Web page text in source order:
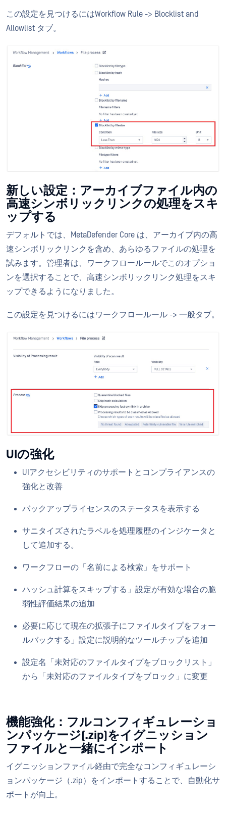
この設定を見つけるにはWorkflow Rule -> Blocklist and
Allowlist タブ。
新しい設定：アーカイブファイル内の
高速シンボリックリンクの処理をスキ
ップする
デフォルトでは、MetaDefender Core は、アーカイブ内の高
速シンボリックリンクを含め、あらゆるファイルの処理を
試みます。管理者は、ワークフロールールでこのオプショ
ンを選択することで、高速シンボリックリンク処理をスキ
ップできるようになりました。
この設定を見つけるにはワークフロールール -> 一般タブ。
UIの強化
UIアクセシビリティのサポートとコンプライアンスの
強化と改善
バックアップライセンスのステータスを表示する
サニタイズされたラベルを処理履歴のインジケータと
して追加する。
ワークフローの「名前による検索」をサポート
ハッシュ計算をスキップする」設定が有効な場合の脆
弱性評価結果の追加
必要に応じて現在の拡張子にファイルタイプをフォー
ルバックする」設定に説明的なツールチップを追加
設定名「未対応のファイルタイプをブロックリスト」
から「未対応のファイルタイプをブロック」に変更
機能強化：フルコンフィギュレーショ
ンパッケージ(.zip)をイグニッション
ファイルと一緒にインポート
イグニッションファイル経由で完全なコンフィギュレーシ
ョンパッケージ（.zip）をインポートすることで、自動化サ
ポートが向上。